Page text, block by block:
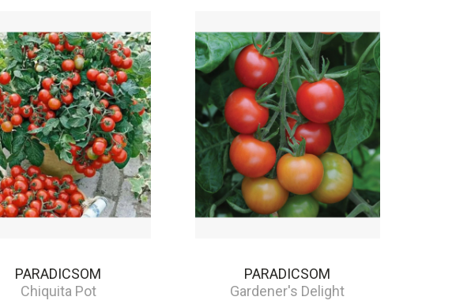
PARADICSOM
Chiquita Pot
PARADICSOM
Gardener's Delight